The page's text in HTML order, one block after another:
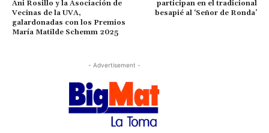
Ani Rosillo y la Asociación de
Vecinas de la UVA,
galardonadas con los Premios
María Matilde Schemm 2025
participan en el tradicional
besapié al ‘Señor de Ronda’
- Advertisement -